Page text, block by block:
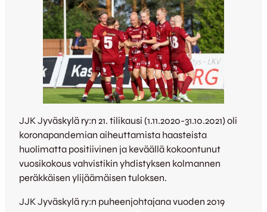
JJK Jyväskylä ry:n 21. tilikausi (1.11.2020-31.10.2021) oli
koronapandemian aiheuttamista haasteista
huolimatta positiivinen ja keväällä kokoontunut
vuosikokous vahvistikin yhdistyksen kolmannen
peräkkäisen ylijäämäisen tuloksen.
JJK Jyväskylä ry:n puheenjohtajana vuoden 2019